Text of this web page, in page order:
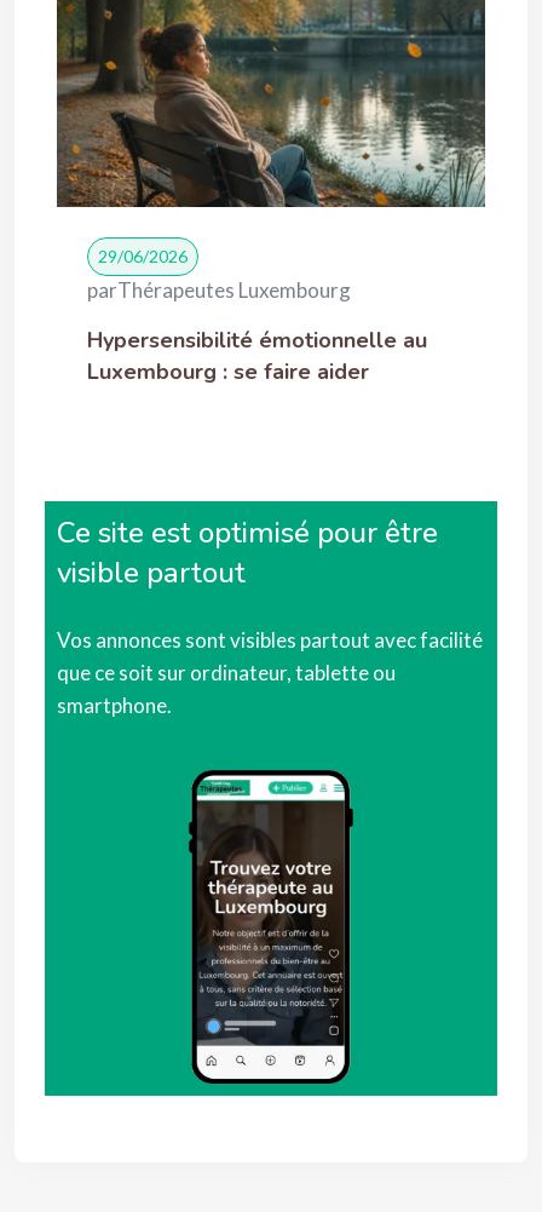
29/06/2026
parThérapeutes Luxembourg
Hypersensibilité émotionnelle au
Luxembourg : se faire aider
Ce site est optimisé pour être
visible partout
Vos annonces sont visibles partout avec facilité
que ce soit sur ordinateur, tablette ou
smartphone.